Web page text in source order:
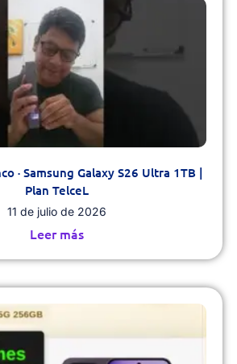
· Samsung Galaxy S26 Ultra 1TB |
Plan TelceL
11 de julio de 2026
Leer más